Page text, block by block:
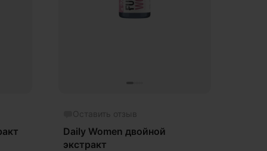
Оставить отзыв
Daily Women двойной
экстракт